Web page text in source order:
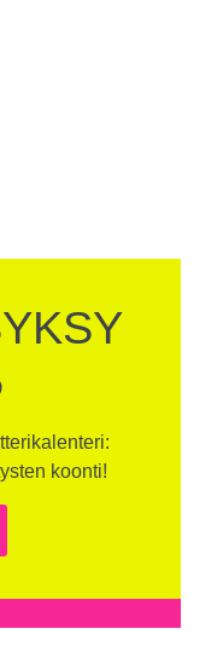
koonti!